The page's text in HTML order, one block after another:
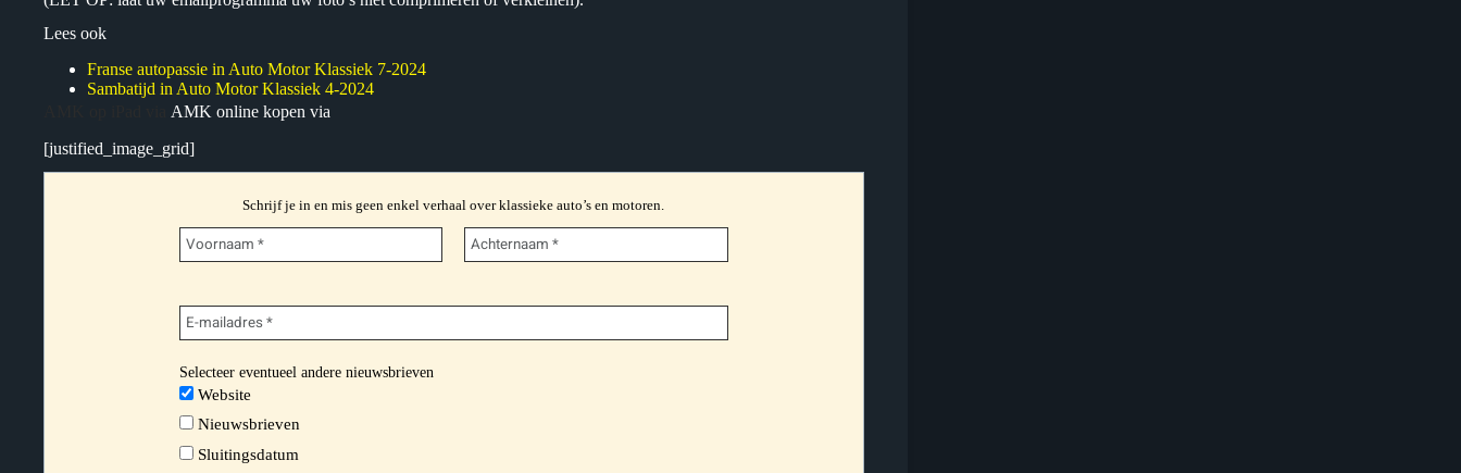
Lees ook
Franse autopassie in Auto Motor Klassiek 7-2024
Sambatijd in Auto Motor Klassiek 4-2024
AMK online kopen via
[justified_image_grid]
Schrijf je in en mis geen enkel verhaal over klassieke auto’s en motoren.
Selecteer eventueel andere nieuwsbrieven
Website
Nieuwsbrieven
Sluitingsdatum